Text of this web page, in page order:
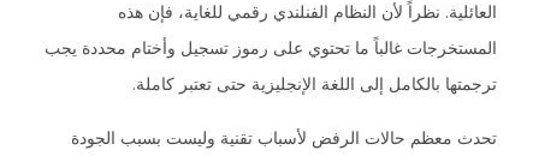
العائلية. نظراً لأن النظام الفنلندي رقمي للغاية، فإن هذه
المستخرجات غالباً ما تحتوي على رموز تسجيل وأختام محددة يجب
ترجمتها بالكامل إلى اللغة الإنجليزية حتى تعتبر كاملة.
تحدث معظم حالات الرفض لأسباب تقنية وليست بسبب الجودة